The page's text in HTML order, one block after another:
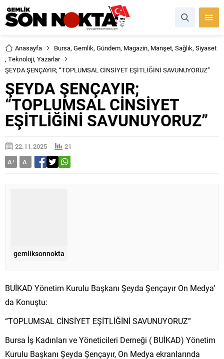
Anasayfa Bursa, Gemlik, Gündem, Magazin, Manşet, Sağlık, Siyaset
, Teknoloji, Yazarlar
ŞEYDA ŞENÇAYIR; “TOPLUMSAL CİNSİYET EŞİTLİĞİNİ SAVUNUYORUZ”
ŞEYDA ŞENÇAYIR;
“TOPLUMSAL CİNSİYET
EŞİTLİĞİNİ SAVUNUYORUZ”
22.11.2025
21
A+ A-
gemliksonnokta
BUİKAD Yönetim Kurulu Başkanı Şeyda Şençayır On Medya’
da Konuştu:
“TOPLUMSAL CİNSİYET EŞİTLİĞİNİ SAVUNUYORUZ”
Bursa İş Kadınları ve Yöneticileri Derneği ( BUİKAD) Yönetim
Kurulu Başkanı Şeyda Şençayır, On Medya ekranlarında